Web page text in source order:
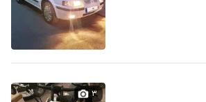
۳